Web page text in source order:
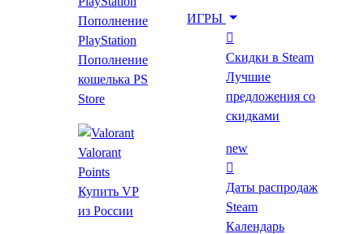
Пополнение
PlayStation
Пополнение
кошелька PS
Store
Valorant
Points
Купить VP
из России
ИГРЫ
Скидки в Steam
Лучшие
предложения со
скидками
new
Даты распродаж
Steam
Календарь
Все игры
Oxenfree
Oxenfree
Лучшая цена за год